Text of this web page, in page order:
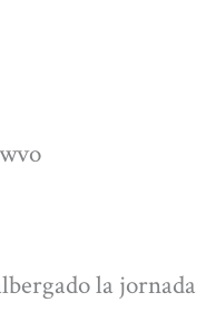
la jornada